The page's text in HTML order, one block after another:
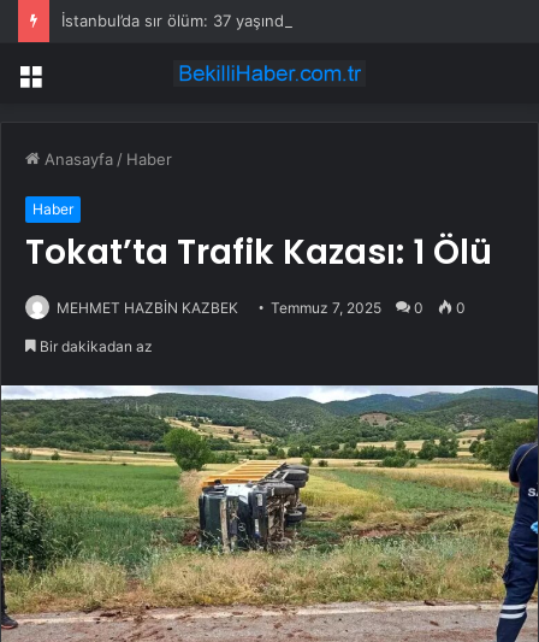
Menü
Anasayfa / Haber
Haber
Tokat’ta Trafik Kazası: 1 Ölü
MEHMET HAZBİN KAZBEK Temmuz 7, 2025 0 0
Bir dakikadan az